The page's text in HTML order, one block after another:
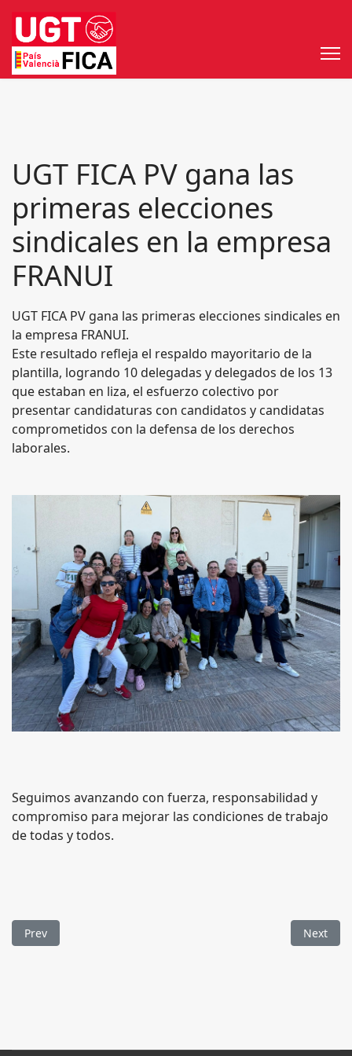
UGT FICA PV gana las
primeras elecciones
sindicales en la empresa
FRANUI
UGT FICA PV gana las primeras elecciones sindicales en
la empresa FRANUI.
Este resultado refleja el respaldo mayoritario de la
plantilla, logrando 10 delegadas y delegados de los 13
que estaban en liza, el esfuerzo colectivo por
presentar candidaturas con candidatos y candidatas
comprometidos con la defensa de los derechos
laborales.
Seguimos avanzando con fuerza, responsabilidad y
compromiso para mejorar las condiciones de trabajo
de todas y todos.
Previous article: OPE SITVAL - Oferta Pública de Empleo 2025
Prev Next
Next